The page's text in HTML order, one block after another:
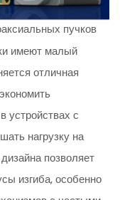
пучков
имеют малый
отличная
устройствах с
нагрузку на
позволяет
изгиба, особенно